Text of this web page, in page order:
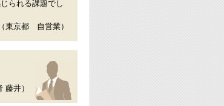
られる課題でし
東京都 自営業）
藤井）